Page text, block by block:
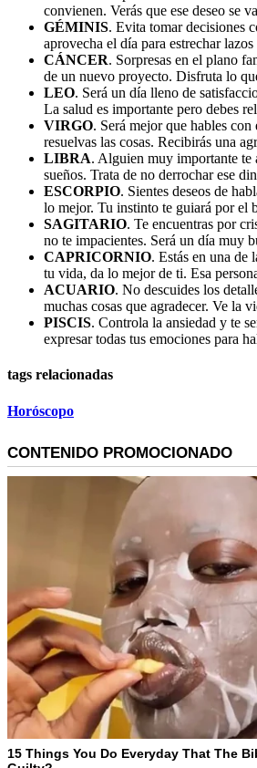
convienen. Verás que ese deseo se
GÉMINIS. Evita tomar decisiones
aprovecha el día para estrechar
CÁNCER. Sorpresas en el plano
de un nuevo proyecto. Disfruta lo
LEO. Será un día lleno de
La salud es importante pero debes
VIRGO. Será mejor que hables con
resuelvas las cosas. Recibirás una
LIBRA. Alguien muy importante te
sueños. Trata de no derrochar ese
ESCORPIO. Sientes deseos de
lo mejor. Tu instinto te guiará por el
SAGITARIO. Te encuentras por
no te impacientes. Será un día muy
CAPRICORNIO. Estás en una de
tu vida, da lo mejor de ti. Esa
ACUARIO. No descuides los
muchas cosas que agradecer. Ve la
PISCIS. Controla la ansiedad y te
expresar todas tus emociones para
tags relacionadas
Horóscopo